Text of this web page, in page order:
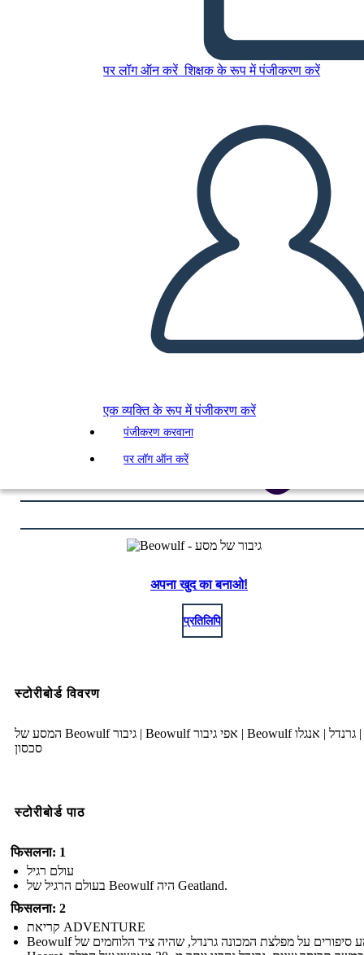
पर लॉग ऑन करें शिक्षक के रूप में पंजीकरण करें
एक व्यक्ति के रूप में पंजीकरण करें
पंजीकरण करवाना
पर लॉग ऑन करें
इस स्टोरीबोर्ड को कॉपी करें
स्लाइड शो चलाएं
मुझे पढ़कर सुनाओ
अपना खुद का बनाओ!
प्रतिलिपि
स्टोरीबोर्ड विवरण
המסע של Beowulf גיבור | Beowulf אפי גיבור | Beowulf תקציר | גרנדל | אנגלו
סכסון
स्टोरीबोर्ड पाठ
फिसलना: 1
עולם רגיל
בעולם הרגיל של Beowulf היה Geatland.
फिसलना: 2
קריאת ADVENTURE
Beowulf שמע סיפורים על מפלצת המכונה גרנדל, שהיה ציד הלוחמים של